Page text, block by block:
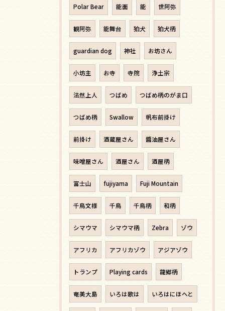
Polar Bear 能面 能 世阿弥
観阿弥 能舞台 狛犬 狛犬柄
guardian dog 神社 お坊さん
小坊主 お寺 寺院 浄土宗
法然上人 つばめ つばめ柄のがま口
つばめ柄 Swallow 帆布前掛け
前掛け 酒蔵屋さん 醬油屋さん
味噌屋さん 酒屋さん 酒屋柄
富士山 fujiyama Fuji Mountain
千鳥文様 千鳥 千鳥柄 和柄
シマウマ シマウマ柄 Zebra ゾウ
アフリカ アフリカゾウ アジアゾウ
トランプ Playing cards 龍郷柄
奄美大島 いろは歌は いろはにほへと